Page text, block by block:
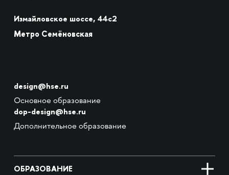
Измайловское шоссе, 44с2
Метро Семёновская
design@hse.ru
Основное образование
dop-design@hse.ru
Дополнительное образование
ОБРАЗОВАНИЕ